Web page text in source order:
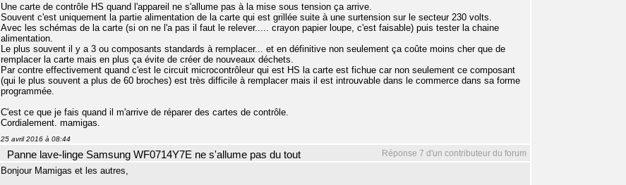
Une carte de contrôle HS quand l'appareil ne s'allume pas à la mise sous tension ça arrive.
Souvent c'est uniquement la partie alimentation de la carte qui est grillée suite à une surtension sur le secteur 230 volts.
Avec les schémas de la carte (si on ne l'a pas il faut le relever..... crayon papier loupe, c'est faisable) puis tester la chaine
alimentation.
Le plus souvent il y a 3 ou composants standards à remplacer... et en définitive non seulement ça coûte moins cher que de
remplacer la carte mais en plus ça évite de créer de nouveaux déchets.
Par contre effectivement quand c'est le circuit microcontrôleur qui est HS la carte est fichue car non seulement ce composant
(qui le plus souvent a plus de 60 broches) est très difficile à remplacer mais il est introuvable dans le commerce dans sa forme
programmée.
C'est ce que je fais quand il m'arrive de réparer des cartes de contrôle.
Cordialement. mamigas.
25 avril 2016 à 08:44
Réponse 7 d'un contributeur du forum
Panne lave-linge Samsung WF0714Y7E ne s'allume pas du tout
Bonjour Mamigas et les autres,